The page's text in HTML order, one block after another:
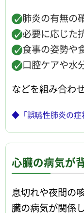
肺炎の有無の
必要に応じた
食事の姿勢や
口腔ケアや水
などを組み合わ
◆「誤嚥性肺炎の症
心臓の病気が
息切れや夜間の
臓の病気が関係